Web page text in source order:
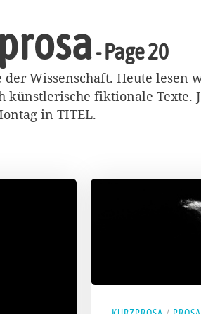
- Page 20
der Wissenschaft. Heute lesen
künstlerische fiktionale Texte.
in TITEL.